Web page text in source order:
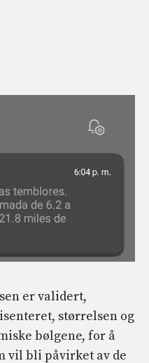
er validert,
størrelsen og
bølgene, for å
vil bli påvirket av de